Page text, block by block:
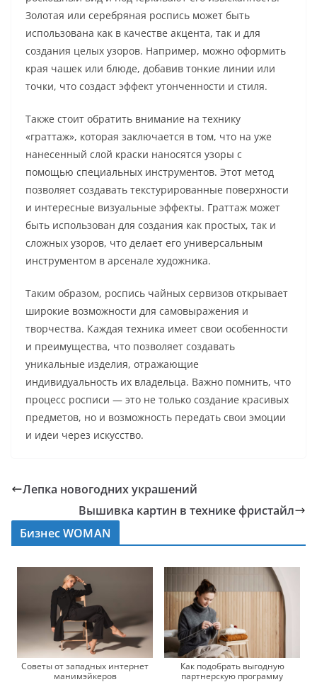
Золотая или серебряная роспись может быть
использована как в качестве акцента, так и для
создания целых узоров. Например, можно оформить
края чашек или блюде, добавив тонкие линии или
точки, что создаст эффект утонченности и стиля.
Также стоит обратить внимание на технику
«граттаж», которая заключается в том, что на уже
нанесенный слой краски наносятся узоры с
помощью специальных инструментов. Этот метод
позволяет создавать текстурированные поверхности
и интересные визуальные эффекты. Граттаж может
быть использован для создания как простых, так и
сложных узоров, что делает его универсальным
инструментом в арсенале художника.
Таким образом, роспись чайных сервизов открывает
широкие возможности для самовыражения и
творчества. Каждая техника имеет свои особенности
и преимущества, что позволяет создавать
уникальные изделия, отражающие
индивидуальность их владельца. Важно помнить, что
процесс росписи — это не только создание красивых
предметов, но и возможность передать свои эмоции
и идеи через искусство.
Лепка новогодних украшений
Вышивка картин в технике фристайл
Бизнес WOMAN
Советы от западных интернет
манимэйкеров
Как подобрать выгодную
партнерскую программу